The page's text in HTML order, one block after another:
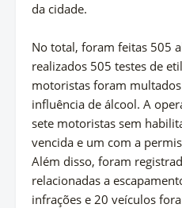
da cidade.
No total, foram feitas 505
realizados 505 testes de
motoristas foram
influência de álcool. A
sete motoristas sem
vencida e um com a
Além disso, foram
relacionadas a
infrações e 20 veículos